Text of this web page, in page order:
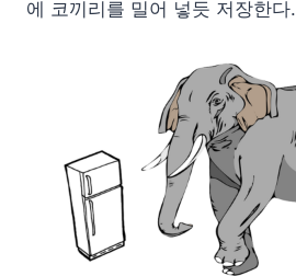
에 코끼리를 밀어 넣듯 저장한다.